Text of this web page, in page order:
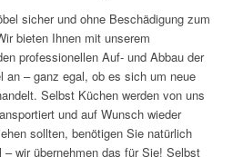
sicher und ohne Beschädigung zum
bieten Ihnen mit unserem
professionellen Auf- und Abbau der
an – ganz egal, ob es sich um neue
Selbst Küchen werden von uns
und auf Wunsch wieder
sollten, benötigen Sie natürlich
wir übernehmen das für Sie! Selbst